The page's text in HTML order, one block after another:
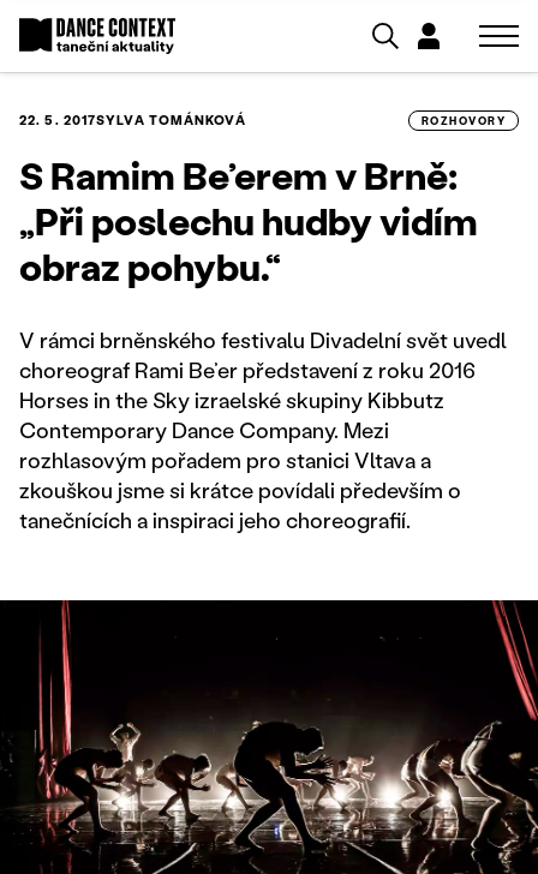
22. 5. 2017SYLVA TOMÁNKOVÁ ROZHOVORY
S Ramim Be’erem v Brně:
„Při poslechu hudby vidím
obraz pohybu.“
V rámci brněnského festivalu Divadelní svět uvedl
choreograf Rami Be’er představení z roku 2016
Horses in the Sky izraelské skupiny Kibbutz
Contemporary Dance Company. Mezi
rozhlasovým pořadem pro stanici Vltava a
zkouškou jsme si krátce povídali především o
tanečnících a inspiraci jeho choreografií.